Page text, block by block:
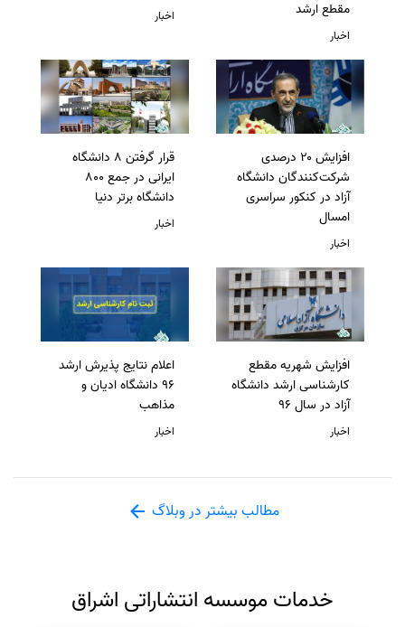
مقطع ارشد
اخبار
اخبار
افزایش ۲۰ درصدی
شرکت‌کنندگان دانشگاه
آزاد در کنکور سراسری
امسال
اخبار
قرار گرفتن 8 دانشگاه
ایرانی در جمع 800
دانشگاه برتر دنیا
اخبار
افزایش شهریه مقطع
کارشناسی ارشد دانشگاه
آزاد در سال 96
اخبار
اعلام نتایج پذیرش ارشد
96 دانشگاه ادیان و
مذاهب
اخبار
مطالب بیشتر در وبلاگ
خدمات موسسه انتشاراتی اشراق